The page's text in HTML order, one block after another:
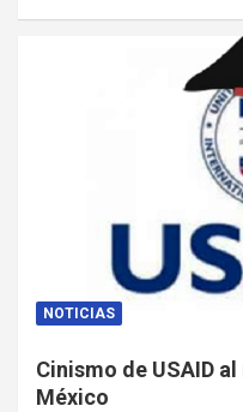
NOTICIAS
Cinismo de USAID
México